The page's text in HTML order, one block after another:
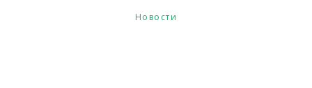
Новости